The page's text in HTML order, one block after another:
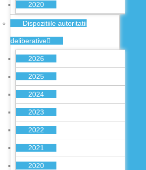
2020
Dispozitiile autoritatii
deliberative
2026
2025
2024
2023
2022
2021
2020